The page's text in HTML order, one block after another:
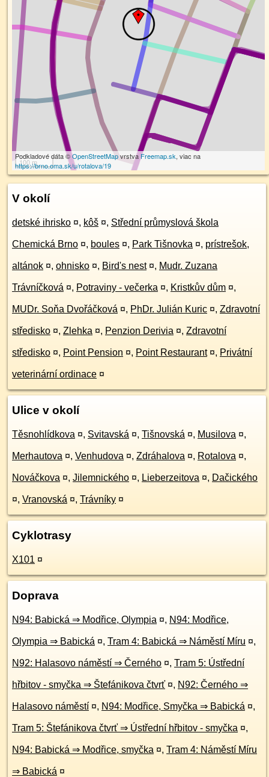
100 m
Podkladové dáta ©OpenStreetMapvrstva Freemap.sk, viac na
https://brno.oma.sk/u/rotalova/19
V okolí
detské ihrisko ¤, kôš ¤, Střední průmyslová škola
Chemická Brno ¤, boules ¤, Park Tišnovka ¤, prístrešok,
altánok ¤, ohnisko ¤, Bird's nest ¤, Mudr. Zuzana
Trávníčková ¤, Potraviny - večerka ¤, Kristkův dům ¤,
MUDr. Soňa Dvořáčková ¤, PhDr. Julián Kuric ¤, Zdravotní
středisko ¤, Zlehka ¤, Penzion Derivia ¤, Zdravotní
středisko ¤, Point Pension ¤, Point Restaurant ¤, Privátní
veterinární ordinace ¤
Ulice v okolí
Těsnohlídkova ¤, Svitavská ¤, Tišnovská ¤, Musilova ¤,
Merhautova ¤, Venhudova ¤, Zdráhalova ¤, Rotalova ¤,
Nováčkova ¤, Jilemnického ¤, Lieberzeitova ¤, Dačického
¤, Vranovská ¤, Trávníky ¤
Cyklotrasy
X101 ¤
Doprava
N94: Babická ⇒ Modřice, Olympia ¤, N94: Modřice,
Olympia ⇒ Babická ¤, Tram 4: Babická ⇒ Náměstí Míru ¤,
N92: Halasovo náměstí ⇒ Černého ¤, Tram 5: Ústřední
hřbitov - smyčka ⇒ Štefánikova čtvrť ¤, N92: Černého ⇒
Halasovo náměstí ¤, N94: Modřice, Smyčka ⇒ Babická ¤,
Tram 5: Štefánikova čtvrť ⇒ Ústřední hřbitov - smyčka ¤,
N94: Babická ⇒ Modřice, smyčka ¤, Tram 4: Náměstí Míru
⇒ Babická ¤